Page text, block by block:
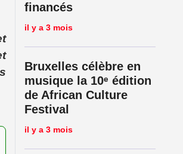
financés
il y a 3 mois
Bruxelles célèbre en
musique la 10ᵉ édition
de African Culture
Festival
il y a 3 mois